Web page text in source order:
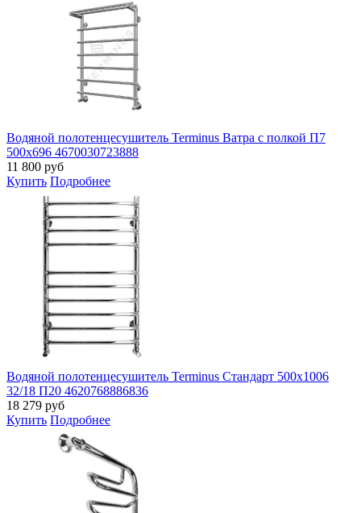
Водяной полотенцесушитель Terminus Ватра с полкой П7
500х696 4670030723888
11 800 руб
Купить Подробнее
Водяной полотенцесушитель Terminus Стандарт 500x1006
32/18 П20 4620768886836
18 279 руб
Купить Подробнее